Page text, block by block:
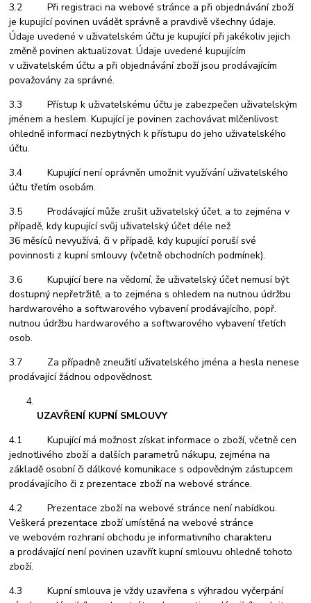
3.2 Při registraci na webové stránce a při objednávání zboží
je kupující povinen uvádět správně a pravdivě všechny údaje.
Údaje uvedené v uživatelském účtu je kupující při jakékoliv jejich
změně povinen aktualizovat. Údaje uvedené kupujícím
v uživatelském účtu a při objednávání zboží jsou prodávajícím
považovány za správné.
3.3 Přístup k uživatelskému účtu je zabezpečen uživatelským
jménem a heslem. Kupující je povinen zachovávat mlčenlivost
ohledně informací nezbytných k přístupu do jeho uživatelského
účtu.
3.4 Kupující není oprávněn umožnit využívání uživatelského
účtu třetím osobám.
3.5 Prodávající může zrušit uživatelský účet, a to zejména v
případě, kdy kupující svůj uživatelský účet déle než
36 měsíců nevyužívá, či v případě, kdy kupující poruší své
povinnosti z kupní smlouvy (včetně obchodních podmínek).
3.6 Kupující bere na vědomí, že uživatelský účet nemusí být
dostupný nepřetržitě, a to zejména s ohledem na nutnou údržbu
hardwarového a softwarového vybavení prodávajícího, popř.
nutnou údržbu hardwarového a softwarového vybavení třetích
osob.
3.7 Za případně zneužití uživatelského jména a hesla nenese
prodávající žádnou odpovědnost.
UZAVŘENÍ KUPNÍ SMLOUVY
4.1 Kupující má možnost získat informace o zboží, včetně cen
jednotlivého zboží a dalších parametrů nákupu, zejména na
základě osobní či dálkové komunikace s odpovědným zástupcem
prodávajícího či z prezentace zboží na webové stránce.
4.2 Prezentace zboží na webové stránce není nabídkou.
Veškerá prezentace zboží umístěná na webové stránce
ve webovém rozhraní obchodu je informativního charakteru
a prodávající není povinen uzavřít kupní smlouvu ohledně tohoto
zboží.
4.3 Kupní smlouva je vždy uzavřena s výhradou vyčerpání